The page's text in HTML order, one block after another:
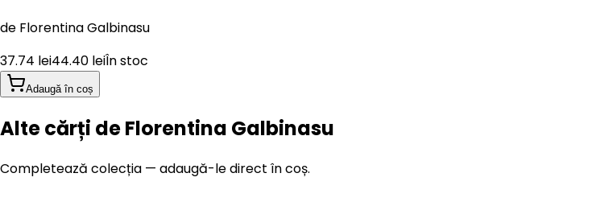
de Florentina Galbinasu
37.74 lei44.40 leiÎn stoc
Adaugă în coș
Alte cărți de Florentina Galbinasu
Completează colecția — adaugă-le direct în coș.